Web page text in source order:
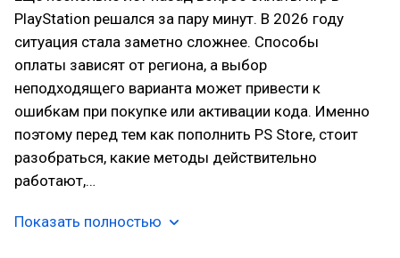
PlayStation решался за пару минут. В 2026 году
ситуация стала заметно сложнее. Способы
оплаты зависят от региона, а выбор
неподходящего варианта может привести к
ошибкам при покупке или активации кода. Именно
поэтому перед тем как пополнить PS Store, стоит
разобраться, какие методы действительно
работают,…
Показать полностью